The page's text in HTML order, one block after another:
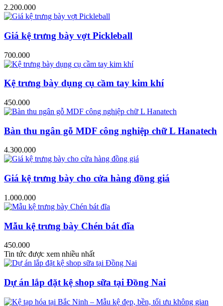
2.200.000
Giá kệ trưng bày vợt Pickleball
700.000
Kệ trưng bày dụng cụ cầm tay kim khí
450.000
Bàn thu ngân gỗ MDF công nghiệp chữ L Hanatech
4.300.000
Giá kệ trưng bày cho cửa hàng đồng giá
1.000.000
Mẫu kệ trưng bày Chén bát đĩa
450.000
Tin tức được xem nhiều nhất
Dự án lắp đặt kệ shop sữa tại Đồng Nai